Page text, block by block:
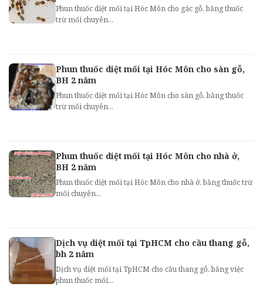
Phun thuốc diệt mối tại Hóc Môn cho gác gỗ, bằng thuốc
trừ mối chuyên...
Phun thuốc diệt mối tại Hóc Môn cho sàn gỗ,
BH 2 năm
Phun thuốc diệt mối tại Hóc Môn cho sàn gỗ, bằng thuốc
trừ mối chuyên...
Phun thuốc diệt mối tại Hóc Môn cho nhà ở,
BH 2 năm
Phun thuốc diệt mối tại Hóc Môn cho nhà ở, bằng thuốc trừ
mối chuyên...
Dịch vụ diệt mối tại TpHCM cho cầu thang gỗ,
bh 2 năm
Dịch vụ diệt mối tại TpHCM cho cầu thang gỗ, bằng việc
phun thuốc mối...